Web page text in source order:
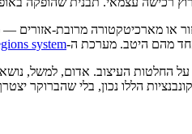
או מארכיטקטורה מרובת-אזורים —
מהם היטב. מערכת ה-system
על החלטות העיצוב. אדום, למשל,
הללו נכון, בלי שהברוקר